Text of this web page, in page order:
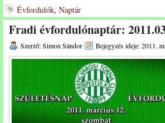
Évfordulók, Naptár
Fradi évfordulónaptár:
Szerző: Simon Sándor Bejegyzés ideje: 2011.